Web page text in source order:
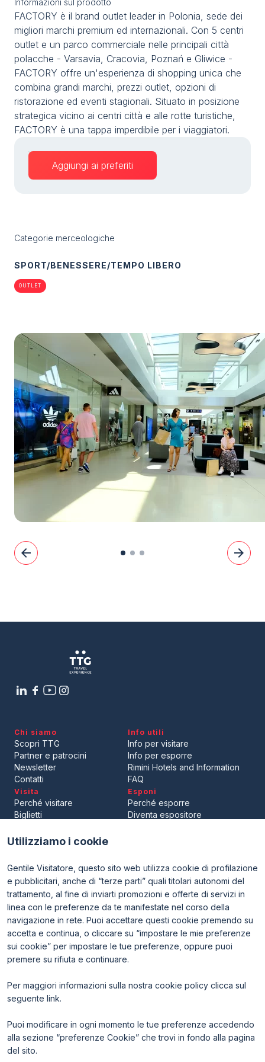
Media
Stai programmando la tua visita a TTG?
OTTIENI IL TUO BIGLIETTO
Informazioni sul prodotto
FACTORY è il brand outlet leader in Polonia, sede dei
migliori marchi premium ed internazionali. Con 5 centri
outlet e un parco commerciale nelle principali città
polacche - Varsavia, Cracovia, Poznań e Gliwice -
FACTORY offre un'esperienza di shopping unica che
combina grandi marchi, prezzi outlet, opzioni di
ristorazione ed eventi stagionali. Situato in posizione
strategica vicino ai centri città e alle rotte turistiche,
FACTORY è una tappa imperdibile per i viaggiatori.
Aggiungi ai preferiti
Categorie merceologiche
SPORT/BENESSERE/TEMPO LIBERO
OUTLET
arrow_back arrow_forward
Utilizziamo i cookie
Gentile Visitatore, questo sito web utilizza cookie di profilazione
e pubblicitari, anche di “terze parti” quali titolari autonomi del
trattamento, al fine di inviarti promozioni e offerte di servizi in
linea con le preferenze da te manifestate nel corso della
navigazione in rete. Puoi accettare questi cookie premendo su
accetta e continua, o cliccare su “impostare le mie preferenze
sui cookie” per impostare le tue preferenze, oppure puoi
premere su rifiuta e continuare.
Per maggiori informazioni sulla nostra cookie policy clicca sul
seguente link.
Puoi modificare in ogni momento le tue preferenze accedendo
alla sezione “preferenze Cookie” che trovi in fondo alla pagina
del sito.
Chi siamo
Scopri TTG
Partner e patrocini
Newsletter
Contatti
Info utili
Info per visitare
Info per esporre
Rimini Hotels and Information
FAQ
Visita
Perché visitare
Biglietti
Esponi
Perché esporre
Diventa espositore
ENTI CERTIFICATORI